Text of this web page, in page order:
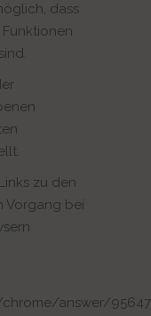
dass
zu den
Vorgang bei
answer/